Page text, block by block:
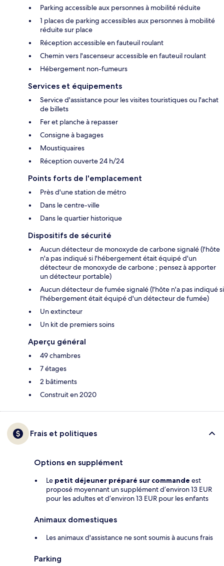
Parking accessible aux personnes à mobilité réduite
1 places de parking accessibles aux personnes à mobilité
réduite sur place
Réception accessible en fauteuil roulant
Chemin vers l'ascenseur accessible en fauteuil roulant
Hébergement non-fumeurs
Services et équipements
Service d'assistance pour les visites touristiques ou l'achat
de billets
Fer et planche à repasser
Consigne à bagages
Moustiquaires
Réception ouverte 24 h/24
Points forts de l'emplacement
Près d'une station de métro
Dans le centre-ville
Dans le quartier historique
Dispositifs de sécurité
Aucun détecteur de monoxyde de carbone signalé (l'hôte
n'a pas indiqué si l'hébergement était équipé d'un
détecteur de monoxyde de carbone ; pensez à apporter
un détecteur portable)
Aucun détecteur de fumée signalé (l'hôte n'a pas indiqué si
l'hébergement était équipé d'un détecteur de fumée)
Un extincteur
Un kit de premiers soins
Aperçu général
49 chambres
7 étages
2 bâtiments
Construit en 2020
Frais et politiques
Options en supplément
Le petit déjeuner préparé sur commande est
proposé moyennant un supplément d’environ 13 EUR
pour les adultes et d’environ 13 EUR pour les enfants
Animaux domestiques
Les animaux d'assistance ne sont soumis à aucuns frais
Parking